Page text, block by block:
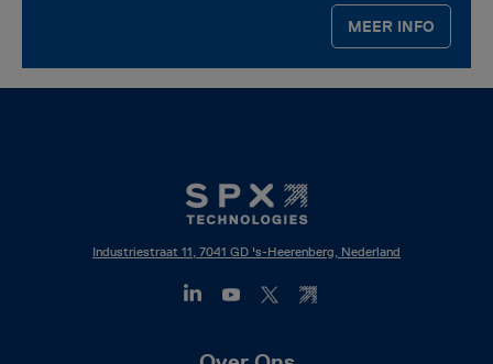
MEER INFO
Industriestraat 11, 7041 GD 's-Heerenberg, Nederland